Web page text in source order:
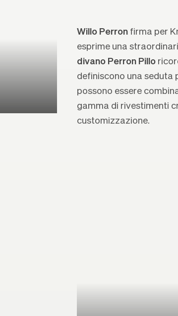
Willo Perron firma per
esprime una
divano Perron Pillo
definiscono una seduta
possono essere
gamma di rivestimenti
customizzazione.